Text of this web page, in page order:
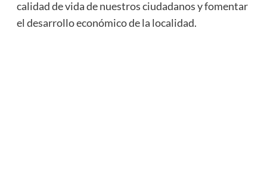
calidad de vida de nuestros ciudadanos y fomentar
el desarrollo económico de la localidad.